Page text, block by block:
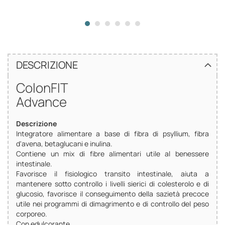
DESCRIZIONE
ColonFIT
Advance
Descrizione
Integratore alimentare a base di fibra di psyllium, fibra
d'avena, betaglucani e inulina.
Contiene un mix di fibre alimentari utile al benessere
intestinale.
Favorisce il fisiologico transito intestinale, aiuta a
mantenere sotto controllo i livelli sierici di colesterolo e di
glucosio, favorisce il conseguimento della sazietà precoce
utile nei programmi di dimagrimento e di controllo del peso
corporeo.